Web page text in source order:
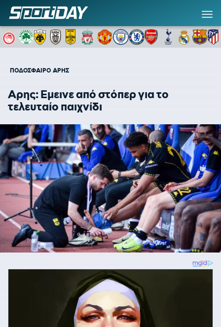
ΠΟΔΟΣΦΑΙΡΟ ΑΡΗΣ
Αρης: Εμεινε από στόπερ για το
τελευταίο παιχνίδι